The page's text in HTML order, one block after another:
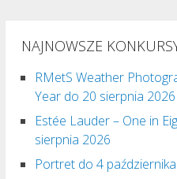
NAJNOWSZE
RMetS Weather
Year do 20 sierpnia 2026
Estée Lauder – One in
sierpnia 2026
Portret do 4